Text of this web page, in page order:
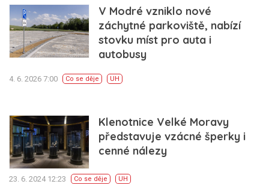
V Modré vzniklo nové
záchytné parkoviště, nabízí
stovku míst pro auta i
autobusy
4. 6. 2026 7:00 Co se děje UH
Klenotnice Velké Moravy
představuje vzácné šperky i
cenné nálezy
23. 6. 2024 12:23 Co se děje UH